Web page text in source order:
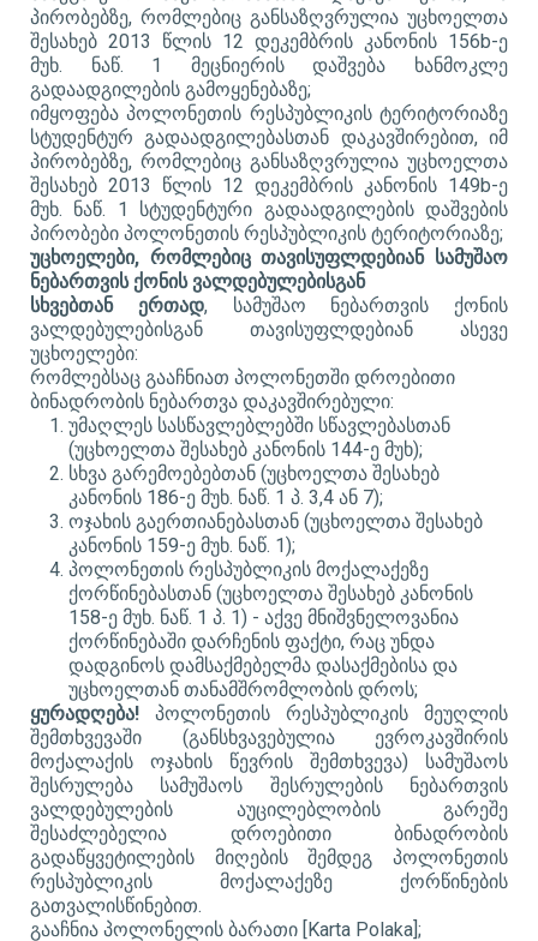
პირობებზე, რომლებიც განსაზღვრულია უცხოელთა
შესახებ 2013 წლის 12 დეკემბრის კანონის 156b-ე
მუხ. ნაწ. 1 მეცნიერის დაშვება ხანმოკლე
გადაადგილების გამოყენებაზე;
იმყოფება პოლონეთის რესპუბლიკის ტერიტორიაზე
სტუდენტურ გადაადგილებასთან დაკავშირებით, იმ
პირობებზე, რომლებიც განსაზღვრულია უცხოელთა
შესახებ 2013 წლის 12 დეკემბრის კანონის 149b-ე
მუხ. ნაწ. 1 სტუდენტური გადაადგილების დაშვების
პირობები პოლონეთის რესპუბლიკის ტერიტორიაზე;
უცხოელები, რომლებიც თავისუფლდებიან სამუშაო
ნებართვის ქონის ვალდებულებისგან
სხვებთან ერთად, სამუშაო ნებართვის ქონის
ვალდებულებისგან თავისუფლდებიან ასევე
უცხოელები:
რომლებსაც გააჩნიათ პოლონეთში დროებითი
ბინადრობის ნებართვა დაკავშირებული:
უმაღლეს სასწავლებლებში სწავლებასთან
(უცხოელთა შესახებ კანონის 144-ე მუხ);
სხვა გარემოებებთან (უცხოელთა შესახებ
კანონის 186-ე მუხ. ნაწ. 1 პ. 3,4 ან 7);
ოჯახის გაერთიანებასთან (უცხოელთა შესახებ
კანონის 159-ე მუხ. ნაწ. 1);
პოლონეთის რესპუბლიკის მოქალაქეზე
ქორწინებასთან (უცხოელთა შესახებ კანონის
158-ე მუხ. ნაწ. 1 პ. 1) - აქვე მნიშვნელოვანია
ქორწინებაში დარჩენის ფაქტი, რაც უნდა
დადგინოს დამსაქმებელმა დასაქმებისა და
უცხოელთან თანამშრომლობის დროს;
ყურადღება! პოლონეთის რესპუბლიკის მეუღლის
შემთხვევაში (განსხვავებულია ევროკავშირის
მოქალაქის ოჯახის წევრის შემთხვევა) სამუშაოს
შესრულება სამუშაოს შესრულების ნებართვის
ვალდებულების აუცილებლობის გარეშე
შესაძლებელია დროებითი ბინადრობის
გადაწყვეტილების მიღების შემდეგ პოლონეთის
რესპუბლიკის მოქალაქეზე ქორწინების
გათვალისწინებით.
გააჩნია პოლონელის ბარათი [Karta Polaka];